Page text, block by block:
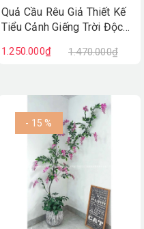
Quả Cầu Rêu Giả Thiết Kế
Tiểu Cảnh Giếng Trời Độc
1.250.000₫ 1.470.000₫
- 15 %